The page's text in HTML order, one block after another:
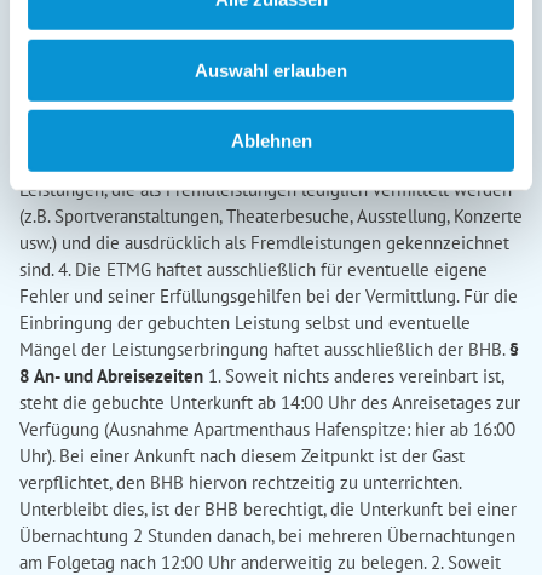
Auswahl erlauben
Ablehnen
herbeigeführt wird oder, soweit der BHB für einen dem Gast
Erfüllungsgehilfen verantwortlich ist. 2. Eine etwaige
Gastwirtshaftung des BHB für eingebrachte Sachen gemäß §§
701 ff BGB bleibt durch diese Regelung unberührt. 3. Der BHB
haftet nicht für Leistungsstörungen im Zusammenhang mit
Leistungen, die als Fremdleistungen lediglich vermittelt werden
(z.B. Sportveranstaltungen, Theaterbesuche, Ausstellung, Konzerte
usw.) und die ausdrücklich als Fremdleistungen gekennzeichnet
sind. 4. Die ETMG haftet ausschließlich für eventuelle eigene
Fehler und seiner Erfüllungsgehilfen bei der Vermittlung. Für die
Einbringung der gebuchten Leistung selbst und eventuelle
Mängel der Leistungserbringung haftet ausschließlich der BHB.§
8 An- und Abreisezeiten 1. Soweit nichts anderes vereinbart ist,
steht die gebuchte Unterkunft ab 14:00 Uhr des Anreisetages zur
Verfügung (Ausnahme Apartmenthaus Hafenspitze: hier ab 16:00
Uhr). Bei einer Ankunft nach diesem Zeitpunkt ist der Gast
verpflichtet, den BHB hiervon rechtzeitig zu unterrichten.
Unterbleibt dies, ist der BHB berechtigt, die Unterkunft bei einer
Übernachtung 2 Stunden danach, bei mehreren Übernachtungen
am Folgetag nach 12:00 Uhr anderweitig zu belegen. 2. Soweit